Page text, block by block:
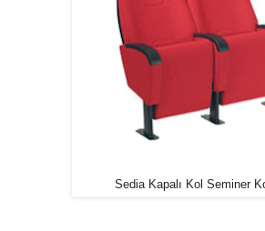
Sedia Kapalı Kol Seminer